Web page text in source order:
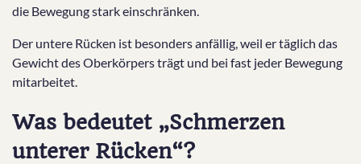
die Bewegung stark einschränken.
Der untere Rücken ist besonders anfällig, weil er täglich das
Gewicht des Oberkörpers trägt und bei fast jeder Bewegung
mitarbeitet.
Was bedeutet „Schmerzen
unterer Rücken“?